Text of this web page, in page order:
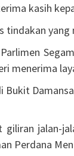
kasih
tindakan
menerima
Bukit
jalan-
Perdana